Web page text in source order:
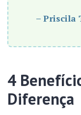
– Priscila
4
Diferença